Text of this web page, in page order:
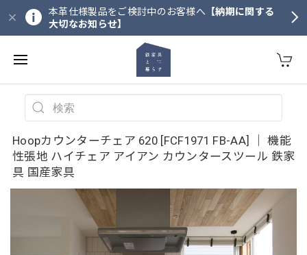
本革仕様製品をご検討中のお客様へ 【納期に関する
大切なお知らせ】
Hoopカウンターチェア 620 [FCF1971 FB-AA] ｜ 機能
性張地 ハイチェア アイアン カウンタースツール 鉄家
具 国産家具